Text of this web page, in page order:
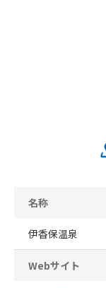
名称
伊香保温泉
Webサイト